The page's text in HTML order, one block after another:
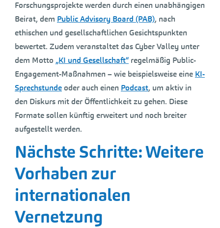
Forschungsprojekte werden durch einen unabhängigen
Beirat, dem Public Advisory Board (PAB), nach
ethischen und gesellschaftlichen Gesichtspunkten
bewertet. Zudem veranstaltet das Cyber Valley unter
dem Motto „KI und Gesellschaft“ regelmäßig Public-
Engagement-Maßnahmen – wie beispielsweise eine KI-
Sprechstundeoder auch einen Podcast, um aktiv in
den Diskurs mit der Öffentlichkeit zu gehen. Diese
Formate sollen künftig erweitert und noch breiter
aufgestellt werden.
Nächste Schritte: Weitere
Vorhaben zur
internationalen
Vernetzung